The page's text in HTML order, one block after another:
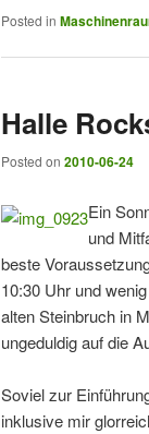
Posted in
Halle
Posted on 2010-06-24
Ein
und
beste
10:30 Uhr und
alten Steinbruch in
ungeduldig auf die
Soviel zur
inklusive mir